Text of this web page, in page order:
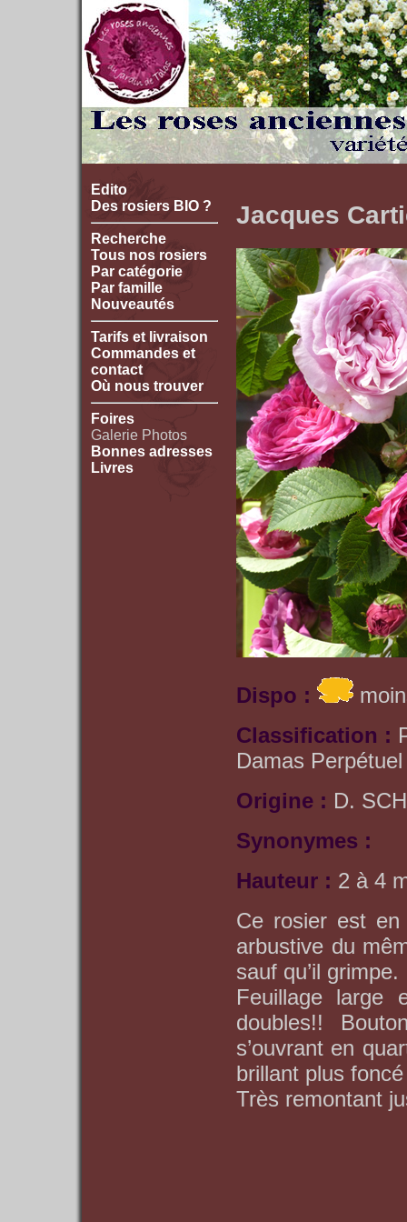
Edito
Des rosiers BIO ?
Recherche
Tous nos rosiers
Par catégorie
Par famille
Nouveautés
Tarifs et livraison
Commandes et
contact
Où nous trouver
Foires
Galerie Photos
Bonnes adresses
Livres
Jacques
Dispo :
Classification :
Damas Perpétuel
Origine : D.
Synonymes :
Hauteur : 2 à 4
Ce rosier est
arbustive du
sauf qu’il grimpe.
Feuillage large
doubles!!
s’ouvrant en
brillant plus
Très remontant